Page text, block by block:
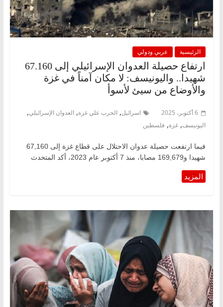
الرئيسية عربي ودولي
ارتفاع حصيلة العدوان الإسرائيلي إلى 67.160
شهيدا.. واليونيسف: لا مكان آمناً في غزة
والأوضاع من سيئ لأسوأ
6 أكتوبر، 2025 اسرائيل, الحرب علي غزة, العدوان الإسرائيلي,
اليونيسف, غزة, فلسطين
فيما ارتفعت حصيلة عدوان الاحتلال على قطاع غزة إلى 67,160
شهيدا و169,679 مصابا، منذ 7 أكتوبر عام 2023، أكد المتحدث